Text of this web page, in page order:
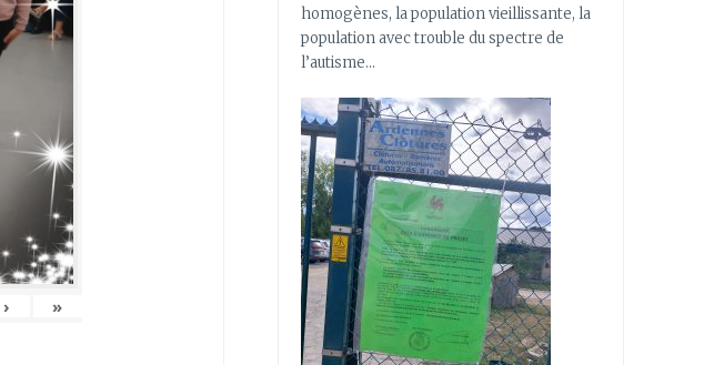
› »
homogènes, la population vieillissante, la
population avec trouble du spectre de
l’autisme…